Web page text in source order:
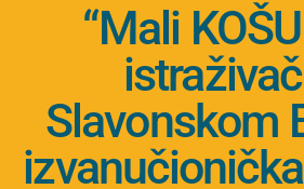
“Mali
Slavonskom